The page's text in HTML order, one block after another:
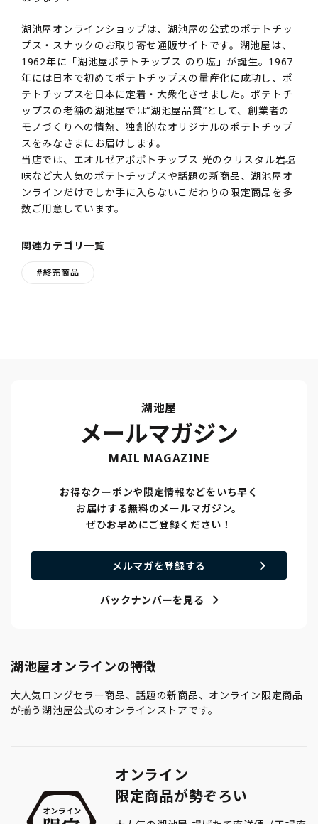
湖池屋オンラインショップは、湖池屋の公式のポテトチッ
プス・スナックのお取り寄せ通販サイトです。湖池屋は、
1962年に「湖池屋ポテトチップス のり塩」が誕生。1967
年には日本で初めてポテトチップスの量産化に成功し、ポ
テトチップスを日本に定着・大衆化させました。ポテトチ
ップスの老舗の湖池屋では“湖池屋品質”として、創業者の
モノづくりへの情熱、独創的なオリジナルのポテトチップ
スをみなさまにお届けします。
当店では、エオルゼアポポトチップス 光のクリスタル岩塩
味など大人気のポテトチップスや話題の新商品、湖池屋オ
ンラインだけでしか手に入らないこだわりの限定商品を多
数ご用意しています。
関連カテゴリ一覧
#終売商品
湖池屋
メールマガジン
MAIL MAGAZINE
お得なクーポンや限定情報などをいち早く
お届けする無料のメールマガジン。
ぜひお早めにご登録ください！
メルマガを登録する
バックナンバーを見る
湖池屋オンラインの特徴
大人気ロングセラー商品、話題の新商品、オンライン限定商品
が揃う湖池屋公式のオンラインストアです。
オンライン
限定商品が勢ぞろい